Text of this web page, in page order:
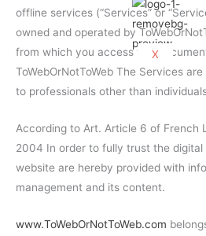
X
offline services (“Services” or
owned and operated by
from which you access this
ToWebOrNotToWeb The Services
to professionals other than
According to Art. Article 6 of French
2004 In order to fully trust the
website are hereby provided with
management and its content.
www.ToWebOrNotToWeb.com